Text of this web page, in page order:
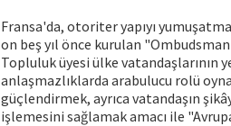
Fransa'da, otoriter yapıyı
on beş yıl önce kurulan
Topluluk üyesi ülke vatandaşlarının
anlaşmazlıklarda arabulucu rolü
güçlendirmek, ayrıca vatandaşın
işlemesini sağlamak amacı ile